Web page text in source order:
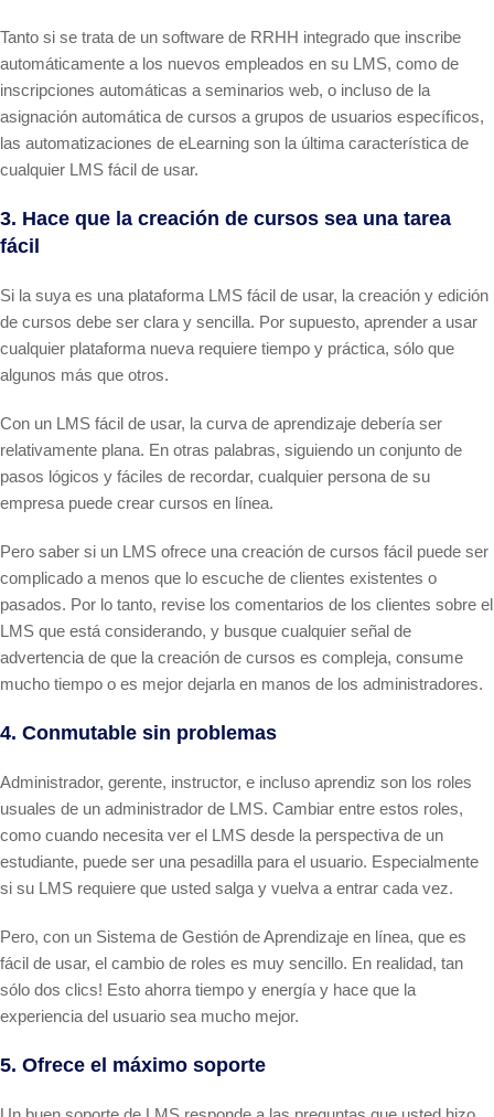
Tanto si se trata de un software de RRHH integrado que inscribe
automáticamente a los nuevos empleados en su LMS, como de
inscripciones automáticas a seminarios web, o incluso de la
asignación automática de cursos a grupos de usuarios específicos,
las automatizaciones de eLearning son la última característica de
cualquier LMS fácil de usar.
3. Hace que la creación de cursos sea una tarea
fácil
Si la suya es una plataforma LMS fácil de usar, la creación y edición
de cursos debe ser clara y sencilla. Por supuesto, aprender a usar
cualquier plataforma nueva requiere tiempo y práctica, sólo que
algunos más que otros.
Con un LMS fácil de usar, la curva de aprendizaje debería ser
relativamente plana. En otras palabras, siguiendo un conjunto de
pasos lógicos y fáciles de recordar, cualquier persona de su
empresa puede crear cursos en línea.
Pero saber si un LMS ofrece una creación de cursos fácil puede ser
complicado a menos que lo escuche de clientes existentes o
pasados. Por lo tanto, revise los comentarios de los clientes sobre el
LMS que está considerando, y busque cualquier señal de
advertencia de que la creación de cursos es compleja, consume
mucho tiempo o es mejor dejarla en manos de los administradores.
4. Conmutable sin problemas
Administrador, gerente, instructor, e incluso aprendiz son los roles
usuales de un administrador de LMS. Cambiar entre estos roles,
como cuando necesita ver el LMS desde la perspectiva de un
estudiante, puede ser una pesadilla para el usuario. Especialmente
si su LMS requiere que usted salga y vuelva a entrar cada vez.
Pero, con un Sistema de Gestión de Aprendizaje en línea, que es
fácil de usar, el cambio de roles es muy sencillo. En realidad, tan
sólo dos clics! Esto ahorra tiempo y energía y hace que la
experiencia del usuario sea mucho mejor.
5. Ofrece el máximo soporte